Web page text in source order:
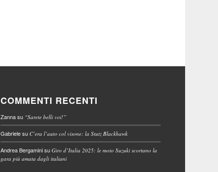
COMMENTI RECENTI
Zannasu “Sarete belli voi!”
GabrielesuC’era l’auto col visone: la Stutz Blackhawk
Andrea BergaminisuGiro d’Italia 2025: le moto Suzuki scortano la
gara più amata dagli italiani